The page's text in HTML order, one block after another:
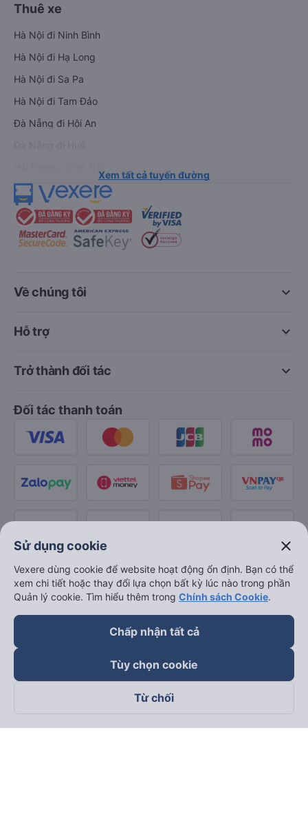
Thuê xe
Hà Nội đi Ninh Bình
Hà Nội đi Hạ Long
Hà Nội đi Sa Pa
Hà Nội đi Tam Đảo
Đà Nẵng đi Hội An
Xem tất cả tuyến đường
keyboard_arrow_down
Về chúng tôi
keyboard_arrow_down
Hỗ trợ
keyboard_arrow_down
Trở thành đối tác
Đối tác thanh toán
Theo dõi chúng tôi trên
Sử dụng cookie close
Vexere dùng cookie để website hoạt động ổn định. Bạn có thể
xem chi tiết hoặc thay đổi lựa chọn bất kỳ lúc nào trong phần
Quản lý cookie. Tìm hiểu thêm trong Chính sách Cookie.
Chấp nhận tất cả
Tùy chọn cookie
Từ chối